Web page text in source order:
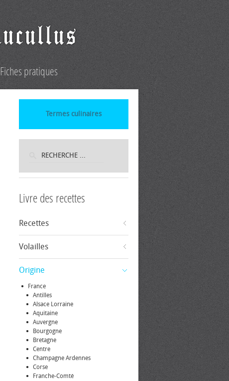
Fiches pratiques
Termes culinaires
Livre des recettes
Recettes
Volailles
Origine
France
Antilles
Alsace Lorraine
Aquitaine
Auvergne
Bourgogne
Bretagne
Centre
Champagne Ardennes
Corse
Franche-Comté